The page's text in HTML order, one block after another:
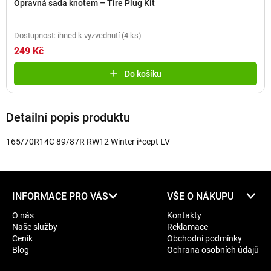
Opravná sada knotem – Tire Plug Kit
Dostupnost: ihned k vyzvednutí (4 ks)
249 Kč
Do košíku
Detailní popis produktu
165/70R14C 89/87R RW12 Winter i*cept LV
INFORMACE PRO VÁS
O nás
Naše služby
Ceník
Blog
VŠE O NÁKUPU
Kontakty
Reklamace
Obchodní podmínky
Ochrana osobních údajů